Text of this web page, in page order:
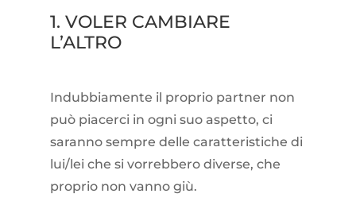
1. VOLER CAMBIARE
L’ALTRO
Indubbiamente il proprio partner non
può piacerci in ogni suo aspetto, ci
saranno sempre delle caratteristiche di
lui/lei che si vorrebbero diverse, che
proprio non vanno giù.